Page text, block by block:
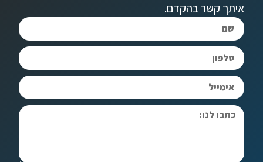
איתך קשר בהקדם.